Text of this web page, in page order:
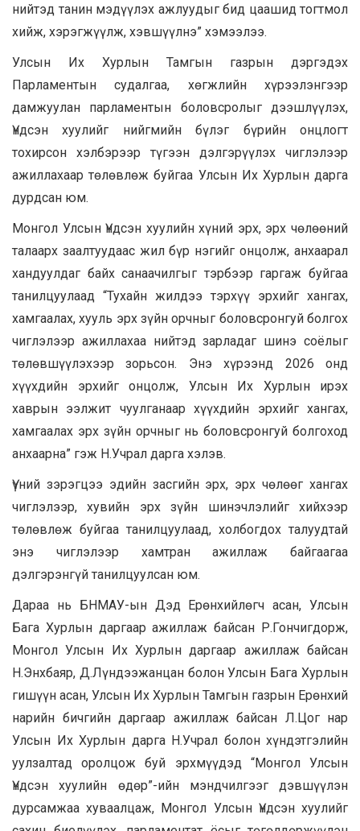
нийтэд танин мэдүүлэх ажлуудыг бид цаашид тогтмол
хийж, хэрэгжүүлж, хэвшүүлнэ” хэмээлээ.
Улсын Их Хурлын Тамгын газрын дэргэдэх
Парламентын судалгаа, хөгжлийн хүрээлэнгээр
дамжуулан парламентын боловсролыг дээшлүүлэх,
Үндсэн хуулийг нийгмийн бүлэг бүрийн онцлогт
тохирсон хэлбэрээр түгээн дэлгэрүүлэх чиглэлээр
ажиллахаар төлөвлөж буйгаа Улсын Их Хурлын дарга
дурдсан юм.
Монгол Улсын Үндсэн хуулийн хүний эрх, эрх чөлөөний
талаарх заалтуудаас жил бүр нэгийг онцолж, анхаарал
хандуулдаг байх санаачилгыг тэрбээр гаргаж буйгаа
танилцуулаад “Тухайн жилдээ тэрхүү эрхийг хангах,
хамгаалах, хууль эрх зүйн орчныг боловсронгуй болгох
чиглэлээр ажиллахаа нийтэд зарладаг шинэ соёлыг
төлөвшүүлэхээр зорьсон. Энэ хүрээнд 2026 онд
хүүхдийн эрхийг онцолж, Улсын Их Хурлын ирэх
хаврын ээлжит чуулганаар хүүхдийн эрхийг хангах,
хамгаалах эрх зүйн орчныг нь боловсронгуй болгоход
анхаарна” гэж Н.Учрал дарга хэлэв.
Үүний зэрэгцээ эдийн засгийн эрх, эрх чөлөөг хангах
чиглэлээр, хувийн эрх зүйн шинэчлэлийг хийхээр
төлөвлөж буйгаа танилцуулаад, холбогдох талуудтай
энэ чиглэлээр хамтран ажиллаж байгаагаа
дэлгэрэнгүй танилцуулсан юм.
Дараа нь БНМАУ-ын Дэд Ерөнхийлөгч асан, Улсын
Бага Хурлын даргаар ажиллаж байсан Р.Гончигдорж,
Монгол Улсын Их Хурлын даргаар ажиллаж байсан
Н.Энхбаяр, Д.Лүндээжанцан болон Улсын Бага Хурлын
гишүүн асан, Улсын Их Хурлын Тамгын газрын Ерөнхий
нарийн бичгийн даргаар ажиллаж байсан Л.Цог нар
Улсын Их Хурлын дарга Н.Учрал болон хүндэтгэлийн
уулзалтад оролцож буй эрхмүүдэд “Монгол Улсын
Үндсэн хуулийн өдөр”-ийн мэндчилгээг дэвшүүлэн
дурсамжаа хуваалцаж, Монгол Улсын Үндсэн хуулийг